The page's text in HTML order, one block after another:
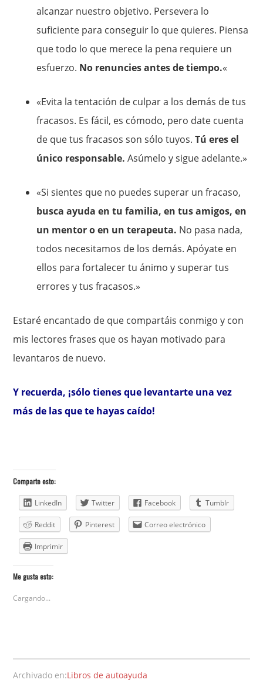
alcanzar nuestro objetivo. Persevera lo
suficiente para conseguir lo que quieres. Piensa
que todo lo que merece la pena requiere un
esfuerzo. No renuncies antes de tiempo.«
«Evita la tentación de culpar a los demás de tus
fracasos. Es fácil, es cómodo, pero date cuenta
de que tus fracasos son sólo tuyos.Tú eres el
único responsable. Asúmelo y sigue adelante.»
«Si sientes que no puedes superar un fracaso,
busca ayuda en tu familia, en tus amigos, en
un mentor o en un terapeuta. No pasa nada,
todos necesitamos de los demás. Apóyate en
ellos para fortalecer tu ánimo y superar tus
errores y tus fracasos.»
Estaré encantado de que compartáis conmigo y con
mis lectores frases que os hayan motivado para
levantaros de nuevo.
Y recuerda, ¡sólo tienes que levantarte una vez
más de las que te hayas caído!
Comparte esto:
LinkedIn Twitter Facebook Tumblr
Reddit Pinterest Correo electrónico
Imprimir
Me gusta esto:
Cargando...
Archivado en:Libros de autoayuda